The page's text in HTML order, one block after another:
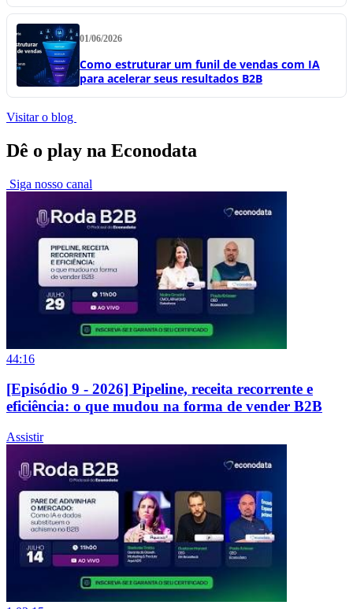
01/06/2026
Como estruturar um funil de vendas com IA
para acelerar seus resultados B2B
Visitar o blog
Dê o play na Econodata
Siga nosso canal
44:16
[Episódio 9 - 2026] Pipeline, receita recorrente e
eficiência: o que mudou na forma de vender B2B
Assistir